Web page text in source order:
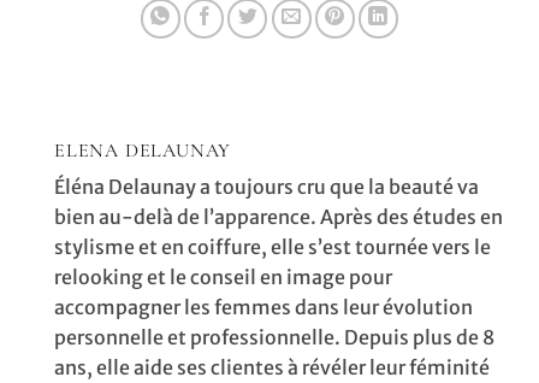
ELENA DELAUNAY
Éléna Delaunay a toujours cru que la beauté va
bien au-delà de l’apparence. Après des études en
stylisme et en coiffure, elle s’est tournée vers le
relooking et le conseil en image pour
accompagner les femmes dans leur évolution
personnelle et professionnelle. Depuis plus de 8
ans, elle aide ses clientes à révéler leur féminité